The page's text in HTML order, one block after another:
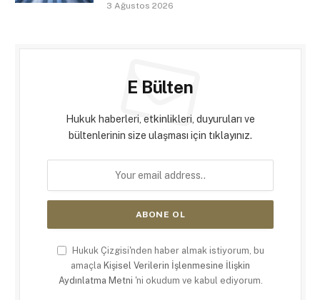
3 Ağustos 2026
E Bülten
Hukuk haberleri, etkinlikleri, duyuruları ve
bültenlerinin size ulaşması için tıklayınız.
Hukuk Çizgisi'nden haber almak istiyorum, bu
amaçla Kişisel Verilerin İşlenmesine İlişkin
Aydınlatma Metni 'ni okudum ve kabul ediyorum.